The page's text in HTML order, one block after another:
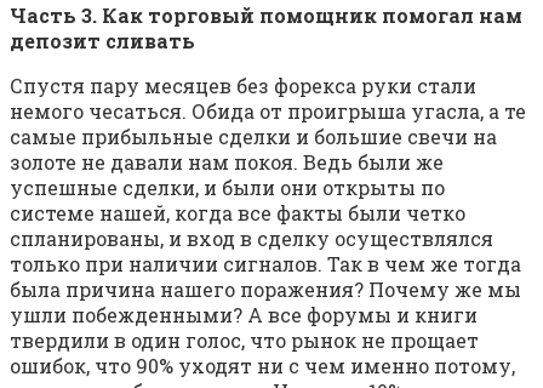
Часть 3. Как торговый помощник помогал нам
депозит сливать
Спустя пару месяцев без форекса руки стали
немого чесаться. Обида от проигрыша угасла, а те
самые прибыльные сделки и большие свечи на
золоте не давали нам покоя. Ведь были же
успешные сделки, и были они открыты по
системе нашей, когда все факты были четко
спланированы, и вход в сделку осуществлялся
только при наличии сигналов. Так в чем же тогда
была причина нашего поражения? Почему же мы
ушли побежденными? А все форумы и книги
твердили в один голос, что рынок не прощает
ошибок, что 90% уходят ни с чем именно потому,